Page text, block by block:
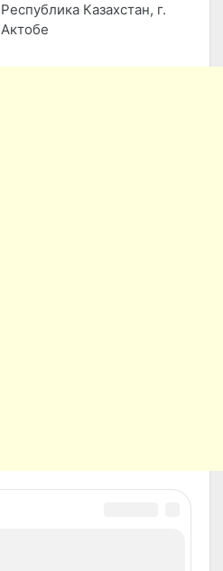
Республика Казахстан, г.
Актобе